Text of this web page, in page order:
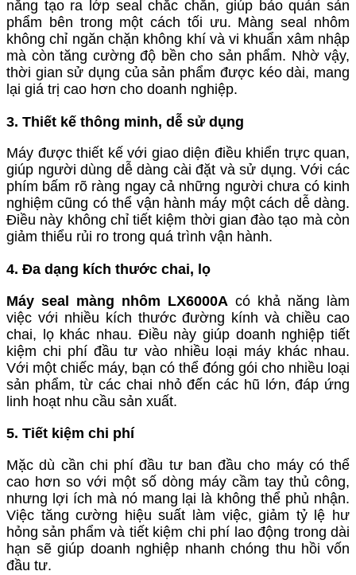
năng tạo ra lớp seal chắc chắn, giúp bảo quản sản
phẩm bên trong một cách tối ưu. Màng seal nhôm
không chỉ ngăn chặn không khí và vi khuẩn xâm nhập
mà còn tăng cường độ bền cho sản phẩm. Nhờ vậy,
thời gian sử dụng của sản phẩm được kéo dài, mang
lại giá trị cao hơn cho doanh nghiệp.
3. Thiết kế thông minh, dễ sử dụng
Máy được thiết kế với giao diện điều khiển trực quan,
giúp người dùng dễ dàng cài đặt và sử dụng. Với các
phím bấm rõ ràng ngay cả những người chưa có kinh
nghiệm cũng có thể vận hành máy một cách dễ dàng.
Điều này không chỉ tiết kiệm thời gian đào tạo mà còn
giảm thiểu rủi ro trong quá trình vận hành.
4. Đa dạng kích thước chai, lọ
Máy seal màng nhôm LX6000A có khả năng làm
việc với nhiều kích thước đường kính và chiều cao
chai, lọ khác nhau. Điều này giúp doanh nghiệp tiết
kiệm chi phí đầu tư vào nhiều loại máy khác nhau.
Với một chiếc máy, bạn có thể đóng gói cho nhiều loại
sản phẩm, từ các chai nhỏ đến các hũ lớn, đáp ứng
linh hoạt nhu cầu sản xuất.
5. Tiết kiệm chi phí
Mặc dù cần chi phí đầu tư ban đầu cho máy có thể
cao hơn so với một số dòng máy cầm tay thủ công,
nhưng lợi ích mà nó mang lại là không thể phủ nhận.
Việc tăng cường hiệu suất làm việc, giảm tỷ lệ hư
hỏng sản phẩm và tiết kiệm chi phí lao động trong dài
hạn sẽ giúp doanh nghiệp nhanh chóng thu hồi vốn
đầu tư.